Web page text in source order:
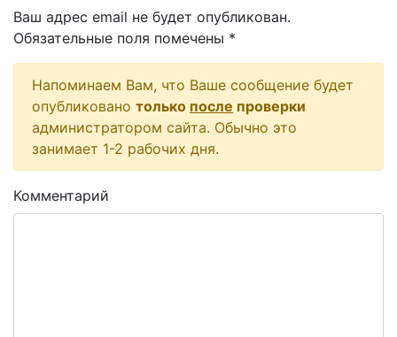
Ваш адрес email не будет опубликован.
Обязательные поля помечены *
Напоминаем Вам, что Ваше сообщение будет
опубликовано только после проверки
администратором сайта. Обычно это
занимает 1-2 рабочих дня.
Комментарий